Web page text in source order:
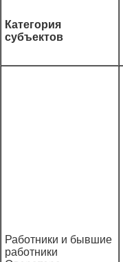
Категория
субъектов
Работники и бывшие
работники